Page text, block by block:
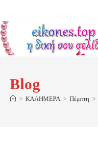
content
Blog
> ΚΑΛΗΜΕΡΑ > Πέμπτη >